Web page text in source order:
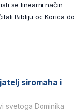
se linearni način
Bibliju od Korica do
siromaha i
svetoga Dominika